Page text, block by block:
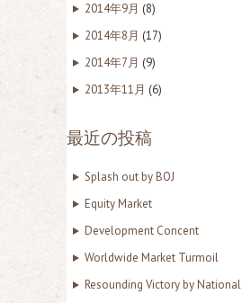
2014年9月 (8)
2014年8月 (17)
2014年7月 (9)
2013年11月 (6)
最近の投稿
Splash out by BOJ
Equity Market
Development Concent
Worldwide Market Turmoil
Resounding Victory by National